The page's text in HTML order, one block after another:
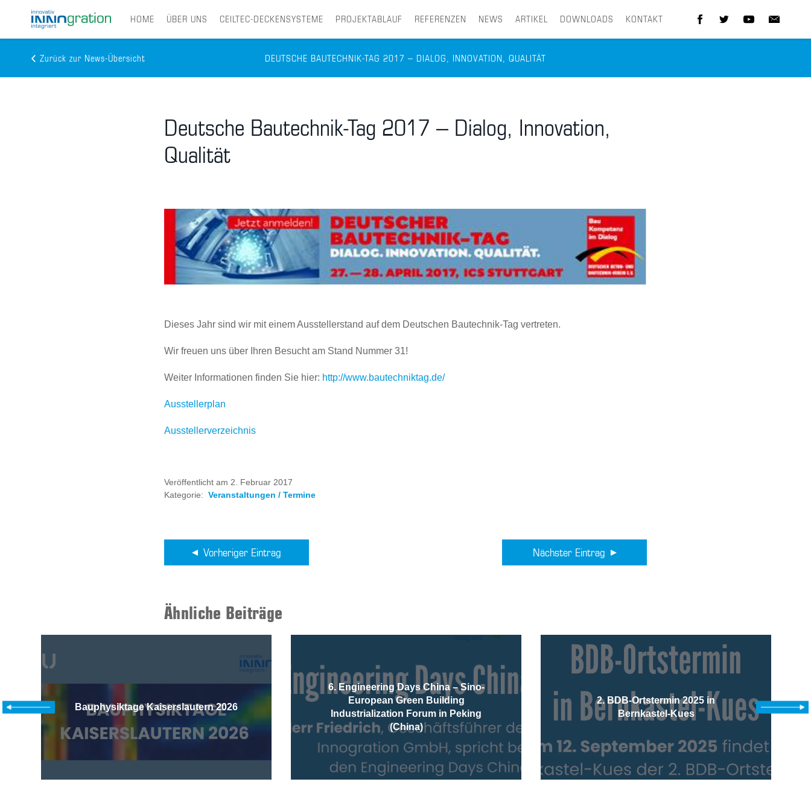
HOME ÜBER UNS CEILTEC-DECKENSYSTEME PROJEKTABLAUF REFERENZEN NEWS ARTIKEL DOWNLOADS KONTAKT
Zurück zur News-Übersicht DEUTSCHE BAUTECHNIK-TAG 2017 – DIALOG, INNOVATION, QUALITÄT
Deutsche Bautechnik-Tag 2017 – Dialog, Innovation,
Qualität
Dieses Jahr sind wir mit einem Ausstellerstand auf dem Deutschen Bautechnik-Tag vertreten.
Wir freuen uns über Ihren Besucht am Stand Nummer 31!
Weiter Informationen finden Sie hier: http://www.bautechniktag.de/
Ausstellerplan
Ausstellerverzeichnis
Veröffentlicht am 2. Februar 2017
Kategorie: Veranstaltungen / Termine
Vorheriger Eintrag Nächster Eintrag
Ähnliche Beiträge
Bauphysiktage Kaiserslautern 2026
6. Engineering Days China – Sino-
European Green Building
Industrialization Forum in Peking
(China)
2. BDB-Ortstermin 2025 in
Bernkastel-Kues